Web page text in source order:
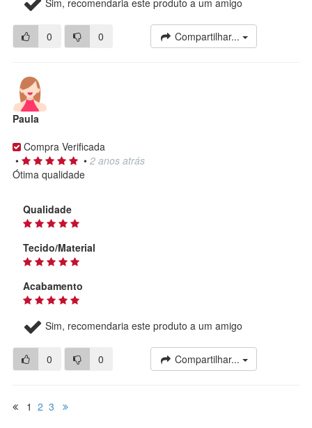
0 0 Compartilhar...
Paula
Compra Verificada
•
• 2 anos atrás
Ótima qualidade
Qualidade
Tecido/Material
Acabamento
Sim, recomendaria este produto a um amigo
0 0 Compartilhar...
1 2 3